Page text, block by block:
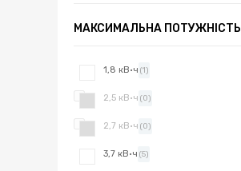
МАКСИМАЛЬНА ПОТУЖНІСТЬ
1,8 кВ·ч (1)
2,5 кВ·ч (0)
2,7 кВ·ч (0)
3,7 кВ·ч (5)